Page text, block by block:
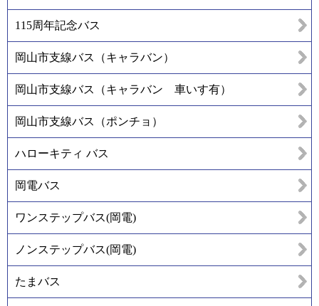
115周年記念バス
岡山市支線バス（キャラバン）
岡山市支線バス（キャラバン 車いす有）
岡山市支線バス（ポンチョ）
ハローキティ バス
岡電バス
ワンステップバス(岡電)
ノンステップバス(岡電)
たまバス